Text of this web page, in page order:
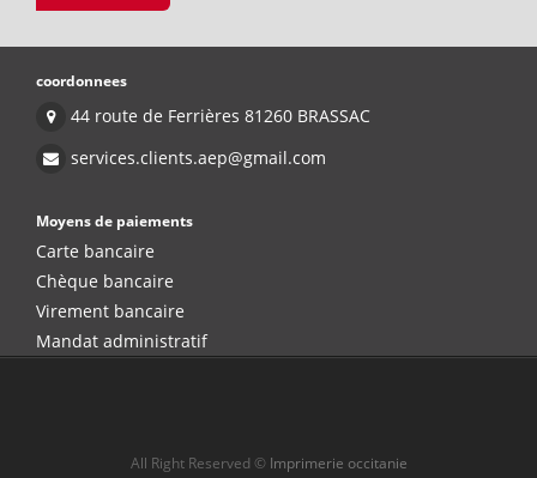
coordonnees
44 route de Ferrières 81260 BRASSAC
services.clients.aep@gmail.com
Moyens de paiements
Carte bancaire
Chèque bancaire
Virement bancaire
Mandat administratif
All Right Reserved © Imprimerie occitanie